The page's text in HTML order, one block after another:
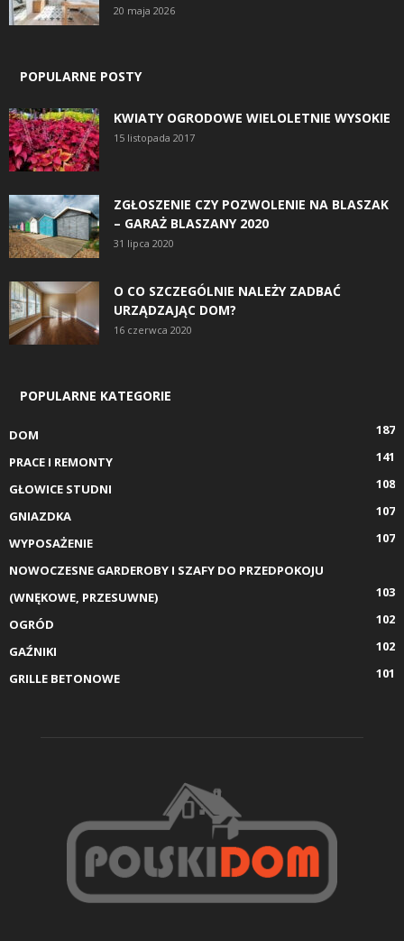
20 maja 2026
POPULARNE POSTY
KWIATY OGRODOWE WIELOLETNIE WYSOKIE
15 listopada 2017
ZGŁOSZENIE CZY POZWOLENIE NA BLASZAK
– GARAŻ BLASZANY 2020
31 lipca 2020
O CO SZCZEGÓLNIE NALEŻY ZADBAĆ
URZĄDZAJĄC DOM?
16 czerwca 2020
POPULARNE KATEGORIE
DOM
187
PRACE I REMONTY
141
GŁOWICE STUDNI
108
GNIAZDKA
107
WYPOSAŻENIE
107
NOWOCZESNE GARDEROBY I SZAFY DO PRZEDPOKOJU
(WNĘKOWE, PRZESUWNE)
103
OGRÓD
102
GAŹNIKI
102
GRILLE BETONOWE
101